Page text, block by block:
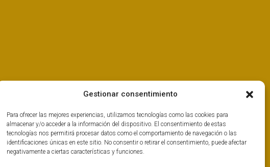
Gestionar consentimiento
Para ofrecer las mejores experiencias, utilizamos tecnologías como las cookies para
almacenar y/o acceder a la información del dispositivo. El consentimiento de estas
tecnologías nos permitirá procesar datos como el comportamiento de navegación o las
identificaciones únicas en este sitio. No consentir o retirar el consentimiento, puede afectar
negativamente a ciertas características y funciones.